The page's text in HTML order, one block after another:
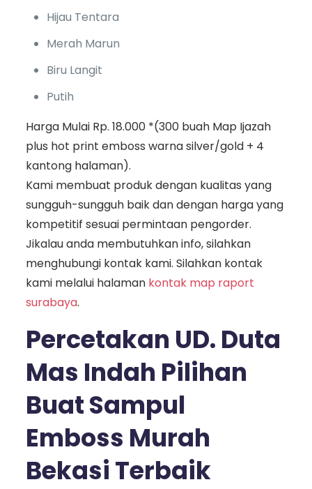
Hijau Tentara
Merah Marun
Biru Langit
Putih
Harga Mulai Rp. 18.000 *(300 buah Map Ijazah
plus hot print emboss warna silver/gold + 4
kantong halaman).
Kami membuat produk dengan kualitas yang
sungguh-sungguh baik dan dengan harga yang
kompetitif sesuai permintaan pengorder.
Jikalau anda membutuhkan info, silahkan
menghubungi kontak kami. Silahkan kontak
kami melalui halaman kontak map raport
surabaya.
Percetakan UD. Duta
Mas Indah Pilihan
Buat Sampul
Emboss Murah
Bekasi Terbaik